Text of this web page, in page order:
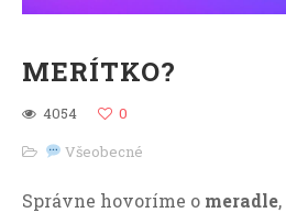
MERÍTKO?
4054
0
Všeobecné
Správne hovoríme o meradle,